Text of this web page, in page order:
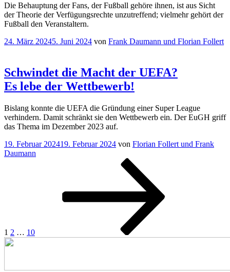
Die Behauptung der Fans, der Fußball gehöre ihnen, ist aus Sicht
der Theorie der Verfügungsrechte unzutreffend; vielmehr gehört der
Fußball den Veranstaltern.
Veröffentlicht
24. März 20245. Juni 2024 von Frank Daumann und Florian Follert
Schwindet die Macht der UEFA?
Es lebe der Wettbewerb!
Bislang konnte die UEFA die Gründung einer Super League
verhindern. Damit schränkt sie den Wettbewerb ein. Der EuGH griff
das Thema im Dezember 2023 auf.
Veröffentlicht
am
19. Februar 202419. Februar 2024 von Florian Follert und Frank
Daumann
1 2 … 10